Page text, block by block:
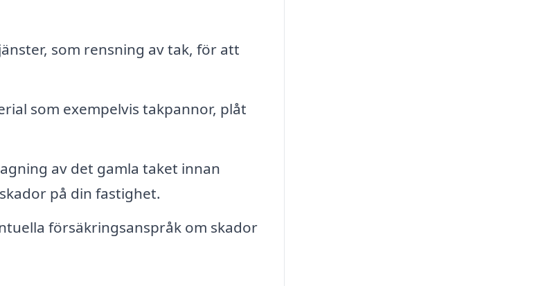
som rensning av tak, för att
som exempelvis takpannor, plåt
av det gamla taket innan
på din fastighet.
försäkringsanspråk om skador